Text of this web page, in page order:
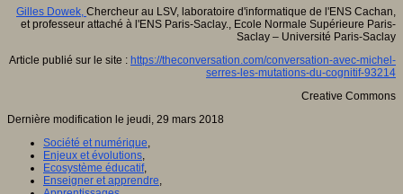
Gilles Dowek, Chercheur au LSV, laboratoire d'informatique de l'ENS Cachan,
et professeur attaché à l'ENS Paris-Saclay., Ecole Normale Supérieure Paris-
Saclay – Université Paris-Saclay
Article publié sur le site : https://theconversation.com/conversation-avec-michel-
serres-les-mutations-du-cognitif-93214
Creative Commons
Dernière modification le jeudi, 29 mars 2018
Société et numérique,
Enjeux et évolutions,
Ecosystème éducatif,
Enseigner et apprendre,